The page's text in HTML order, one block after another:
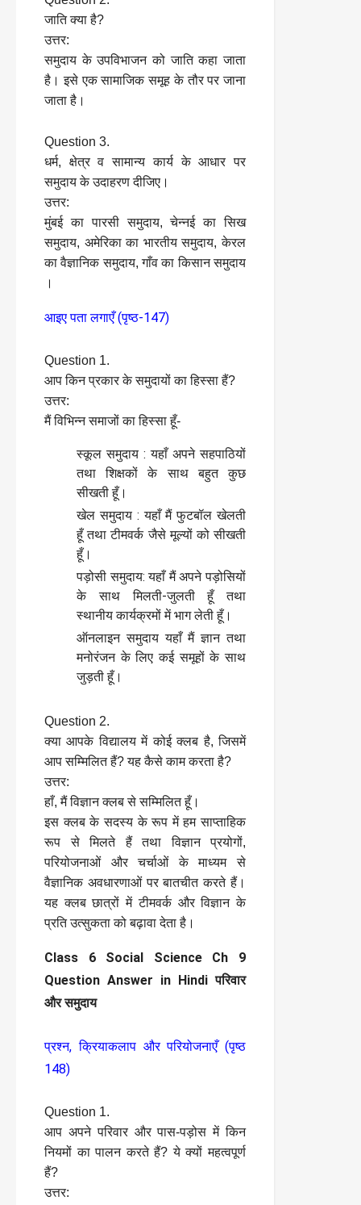
जाति क्या है?
उत्तर:
समुदाय के उपविभाजन को जाति कहा जाता
है। इसे एक सामाजिक समूह के तौर पर जाना
जाता है।
Question 3.
धर्म, क्षेत्र व सामान्य कार्य के आधार पर
समुदाय के उदाहरण दीजिए।
उत्तर:
मुंबई का पारसी समुदाय, चेन्नई का सिख
समुदाय, अमेरिका का भारतीय समुदाय, केरल
का वैज्ञानिक समुदाय, गाँव का किसान समुदाय
।
आइए पता लगाएँ (पृष्ठ-147)
Question 1.
आप किन प्रकार के समुदायों का हिस्सा हैं?
उत्तर:
मैं विभिन्न समाजों का हिस्सा हूँ-
स्कूल समुदाय : यहाँ अपने सहपाठियों
तथा शिक्षकों के साथ बहुत कुछ
सीखती हूँ।
खेल समुदाय : यहाँ मैं फुटबॉल खेलती
हूँ तथा टीमवर्क जैसे मूल्यों को सीखती
हूँ।
पड़ोसी समुदाय: यहाँ मैं अपने पड़ोसियों
के साथ मिलती-जुलती हूँ तथा
स्थानीय कार्यक्रमों में भाग लेती हूँ।
ऑनलाइन समुदाय यहाँ मैं ज्ञान तथा
मनोरंजन के लिए कई समूहों के साथ
जुड़ती हूँ।
Question 2.
क्या आपके विद्यालय में कोई क्लब है, जिसमें
आप सम्मिलित हैं? यह कैसे काम करता है?
उत्तर:
हाँ, मैं विज्ञान क्लब से सम्मिलित हूँ।
इस क्लब के सदस्य के रूप में हम साप्ताहिक
रूप से मिलते हैं तथा विज्ञान प्रयोगों,
परियोजनाओं और चर्चाओं के माध्यम से
वैज्ञानिक अवधारणाओं पर बातचीत करते हैं।
यह क्लब छात्रों में टीमवर्क और विज्ञान के
प्रति उत्सुकता को बढ़ावा देता है।
Class 6 Social Science Ch 9
Question Answer in Hindi परिवार
और समुदाय
प्रश्न, क्रियाकलाप और परियोजनाएँ (पृष्ठ
148)
Question 1.
आप अपने परिवार और पास-पड़ोस में किन
नियमों का पालन करते हैं? ये क्यों महत्वपूर्ण
हैं?
उत्तर: